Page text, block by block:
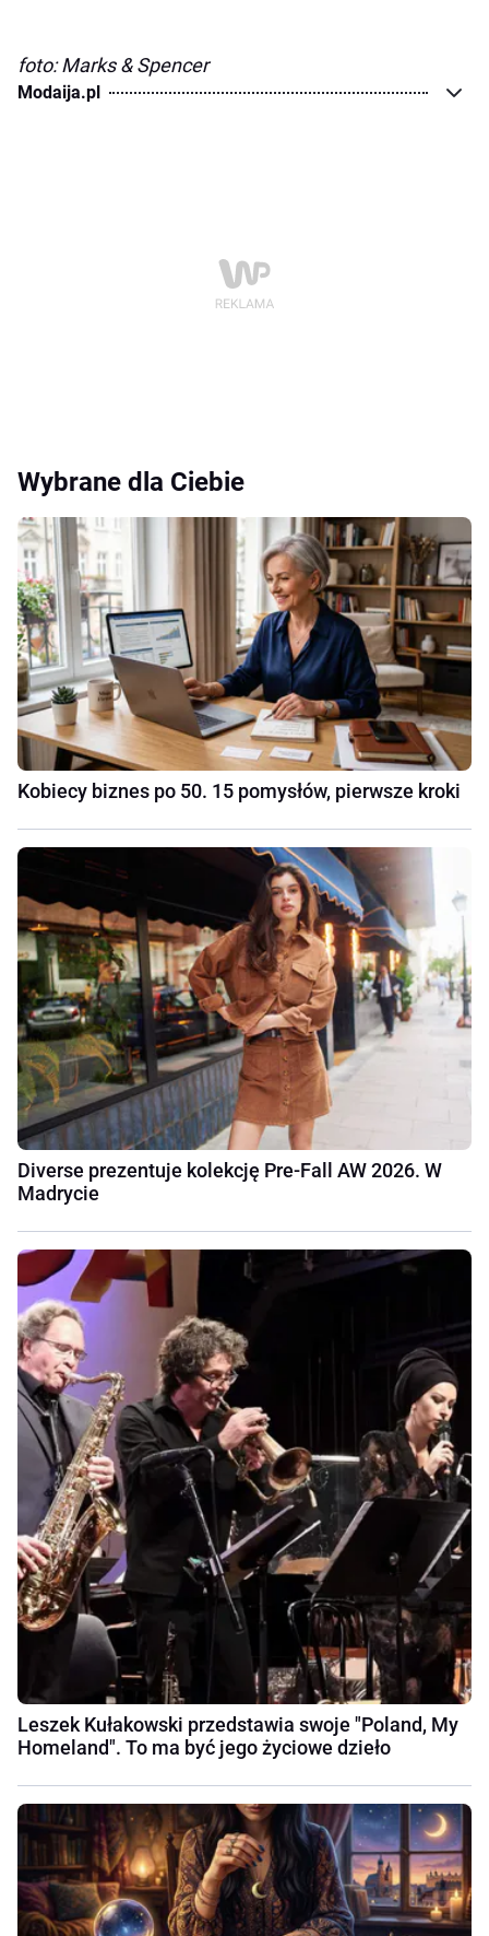
foto: Marks & Spencer
Modaija.pl
Wybrane dla Ciebie
Kobiecy biznes po 50. 15 pomysłów, pierwsze kroki
Diverse prezentuje kolekcję Pre-Fall AW 2026. W
Madrycie
Leszek Kułakowski przedstawia swoje "Poland, My
Homeland". To ma być jego życiowe dzieło